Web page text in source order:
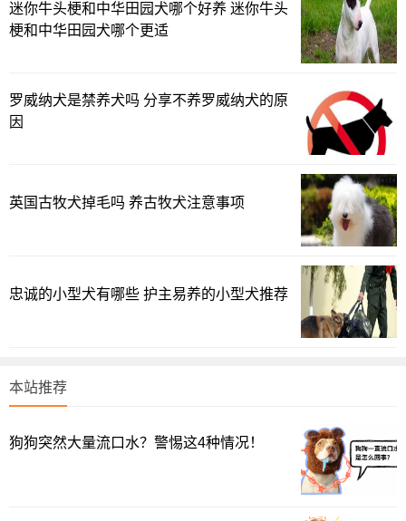
木糖醇
口香糖及其一些含有木糖醇成分的食物，都不能给狗狗
吃，会损害狗狗的肝脏功能，严重还会导致肝功能衰竭。
牛油果
牛油果中含有一种叫“Persin”的物质，这种物质对狗狗身体
是有害的，狗狗吃了有可能会呕吐，严重时会窒息，甚至导
迷你牛头梗和中华田园犬哪个好养 迷你牛头
梗和中华田园犬哪个更适
罗威纳犬是禁养犬吗 分享不养罗威纳犬的原
因
英国古牧犬掉毛吗 养古牧犬注意事项
忠诚的小型犬有哪些 护主易养的小型犬推荐
本站推荐
狗狗突然大量流口水？警惕这4种情况！